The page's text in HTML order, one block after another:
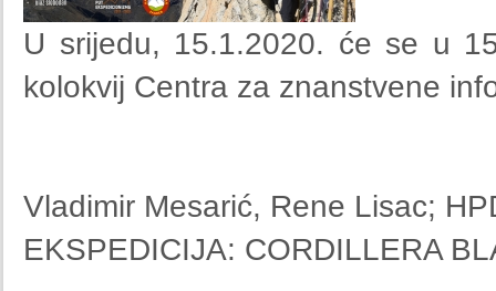
U srijedu, 15.1.2020. će se u
kolokvij Centra za znanstvene
Vladimir Mesarić, Rene Lisac;
EKSPEDICIJA: CORDILLERA